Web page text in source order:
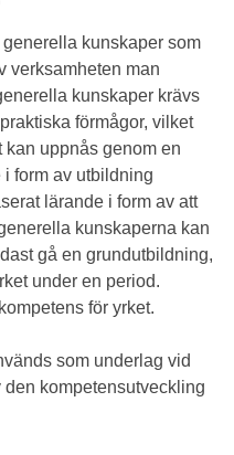
generella kunskaper som
verksamheten man
kunskaper krävs
förmågor, vilket
uppnås genom en
form av utbildning
lärande i form av att
kunskaperna kan
gå en grundutbildning,
under en period.
för yrket.
som underlag vid
kompetensutveckling